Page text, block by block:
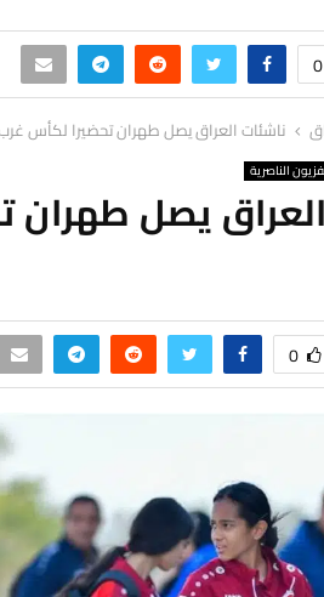
0
ناشئات العراق يصل طهران تحضيرا لكأس
الناصرية
يصل
0